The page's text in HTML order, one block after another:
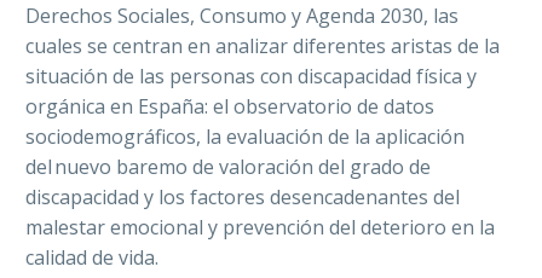
Derechos Sociales, Consumo y Agenda 2030, las
cuales se centran en analizar diferentes aristas de la
situación de las personas con discapacidad física y
orgánica en España: el observatorio de datos
sociodemográficos, la evaluación de la aplicación
del nuevo baremo de valoración del grado de
discapacidad y los factores desencadenantes del
malestar emocional y prevención del deterioro en la
calidad de vida.